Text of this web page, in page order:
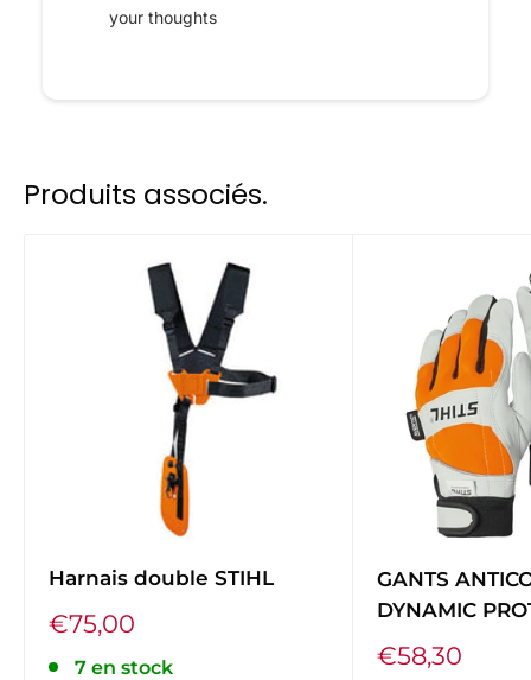
your thoughts
Produits associés.
Harnais double STIHL
Prix
€75,00
7 en stock
GANTS
DYNAMIC
Prix
€58,30